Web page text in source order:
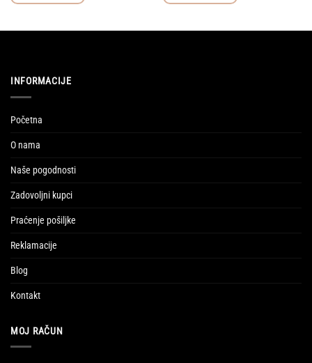
INFORMACIJE
Početna
O nama
Naše pogodnosti
Zadovoljni kupci
Praćenje pošiljke
Reklamacije
Blog
Kontakt
MOJ RAČUN